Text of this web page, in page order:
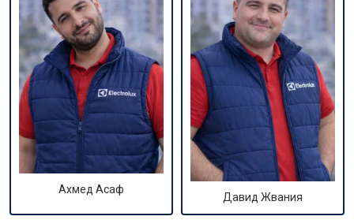
Ахмед Асаф
Давид Жвания